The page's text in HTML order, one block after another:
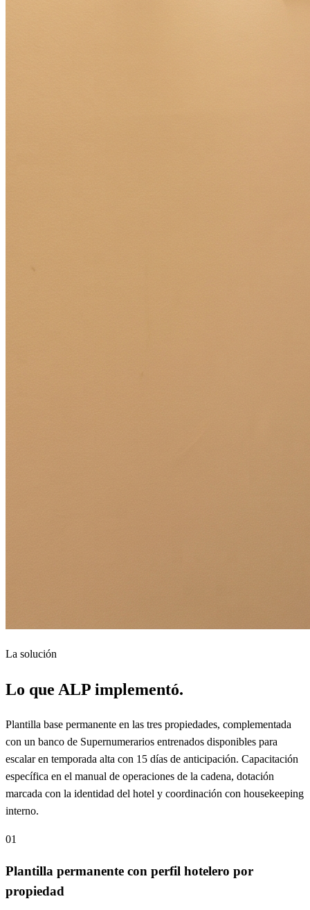
La solución
Lo que ALP implementó.
Plantilla base permanente en las tres propiedades, complementada
con un banco de Supernumerarios entrenados disponibles para
escalar en temporada alta con 15 días de anticipación. Capacitación
específica en el manual de operaciones de la cadena, dotación
marcada con la identidad del hotel y coordinación con housekeeping
interno.
01
Plantilla permanente con perfil hotelero por
propiedad